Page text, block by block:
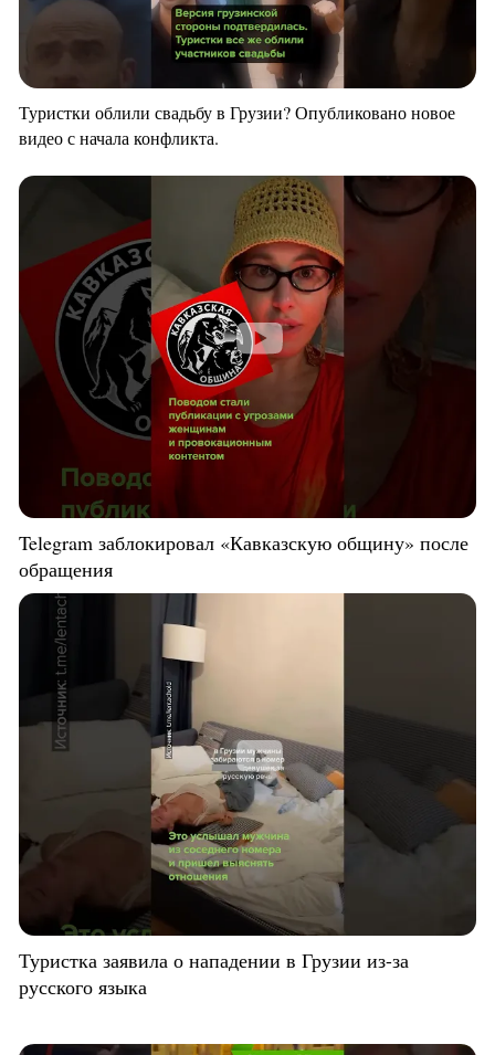
Туристки облили свадьбу в Грузии? Опубликовано новое
видео с начала конфликта.
Telegram заблокировал «Кавказскую общину» после
обращения
Туристка заявила о нападении в Грузии из-за
русского языка